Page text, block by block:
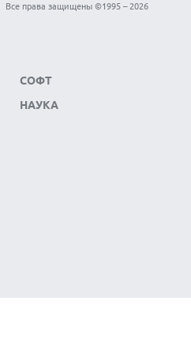
Все права защищены ©1995 – 2026
СОФТ
НАУКА